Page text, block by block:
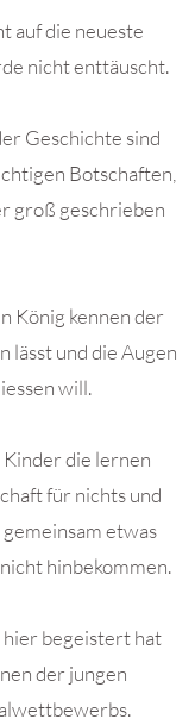
auf die neueste
nicht enttäuscht.
Geschichte sind
Botschaften,
groß geschrieben
König kennen der
lässt und die Augen
will.
die lernen
für nichts und
etwas
hinbekommen.
hier begeistert hat
der jungen